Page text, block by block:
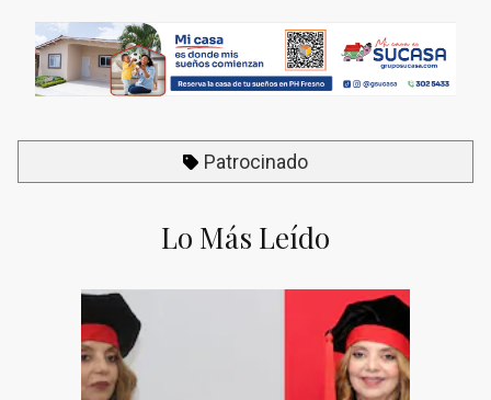
Patrocinado
Lo Más Leído